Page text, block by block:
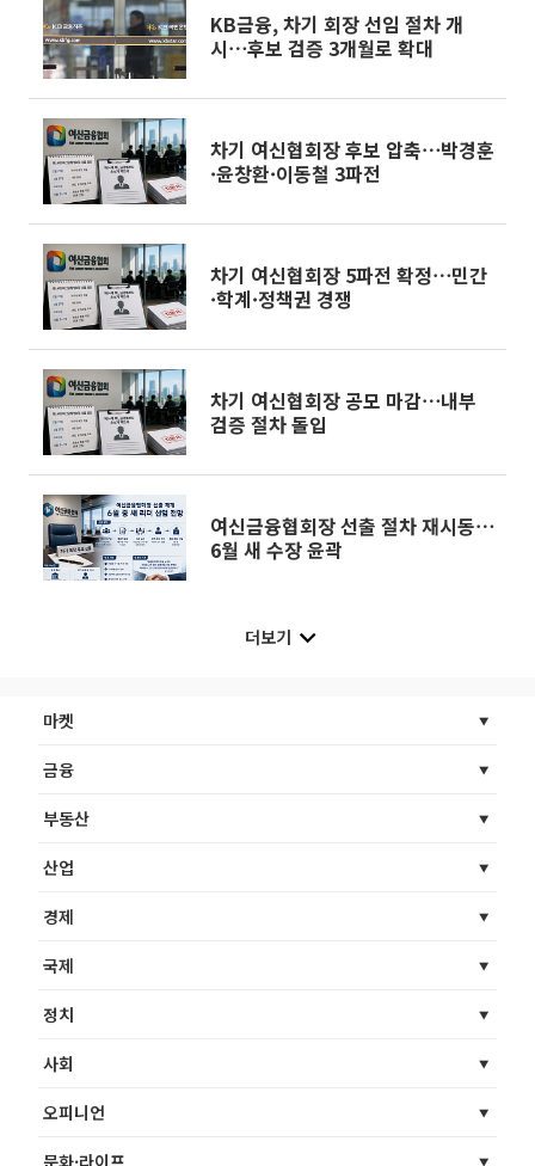
KB금융, 차기 회장 선임 절차 개
시⋯후보 검증 3개월로 확대
차기 여신협회장 후보 압축⋯박경훈
·윤창환·이동철 3파전
차기 여신협회장 5파전 확정⋯민간
·학계·정책권 경쟁
차기 여신협회장 공모 마감⋯내부
검증 절차 돌입
여신금융협회장 선출 절차 재시동⋯
6월 새 수장 윤곽
더보기
마켓
금융
부동산
산업
경제
국제
정치
사회
오피니언
문화·라이프